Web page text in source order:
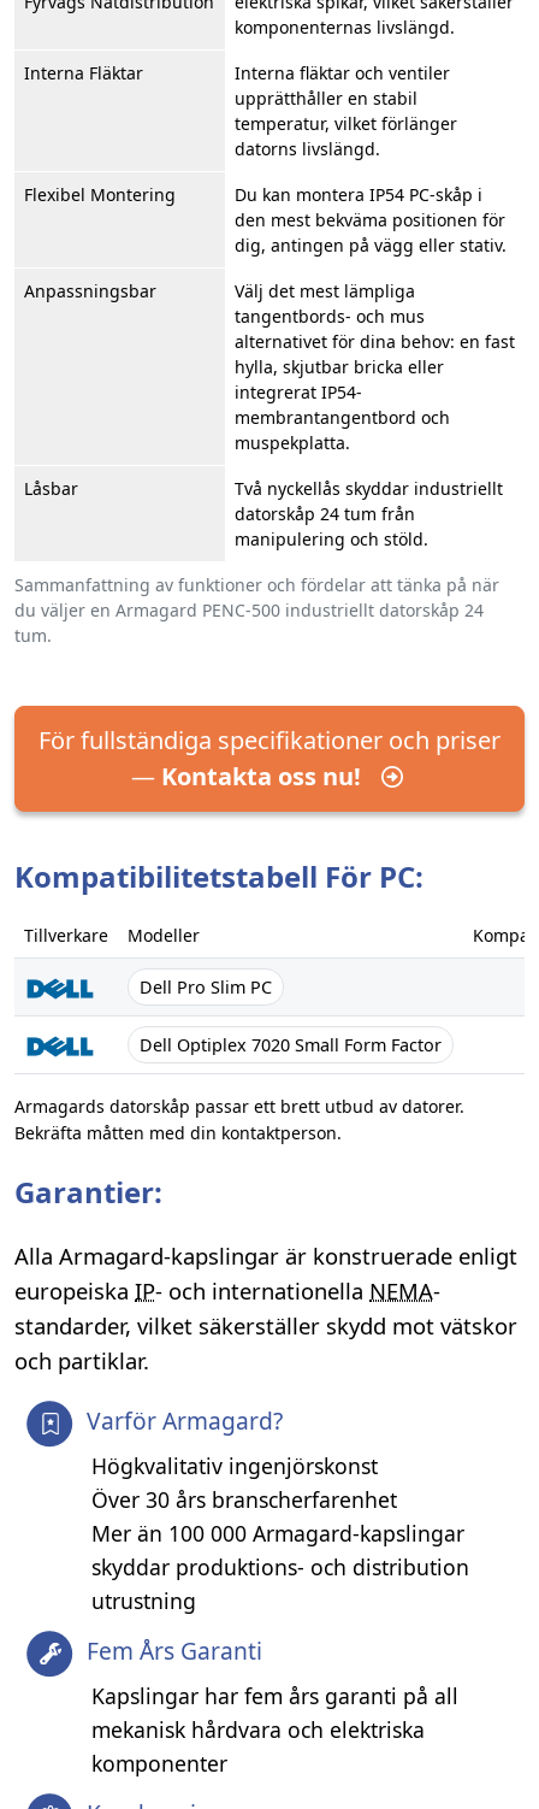
Sammanfattning av funktioner och fördelar att tänka på när
du väljer en Armagard PENC-500 industriellt datorskåp 24
tum.
komponenternas livslängd.
Interna Fläktar
Interna fläktar och ventiler
upprätthåller en stabil
temperatur, vilket förlänger
datorns livslängd.
Flexibel Montering
Du kan montera IP54 PC-skåp i
den mest bekväma positionen för
dig, antingen på vägg eller stativ.
Anpassningsbar
Välj det mest lämpliga
tangentbords- och mus
alternativet för dina behov: en fast
hylla, skjutbar bricka eller
integrerat IP54-
membrantangentbord och
muspekplatta.
Låsbar
Två nyckellås skyddar industriellt
datorskåp 24 tum från
manipulering och stöld.
För fullständiga specifikationer och priser
— Kontakta oss nu!
Kompatibilitetstabell För PC:
Tillverkare Modeller
Dell Pro Slim PC
Dell Optiplex 7020 Small Form Factor
Armagards datorskåp passar ett brett utbud av datorer.
Bekräfta måtten med din kontaktperson.
Garantier:
Alla Armagard-kapslingar är konstruerade enligt
europeiska IP- och internationella NEMA-
standarder, vilket säkerställer skydd mot vätskor
och partiklar.
Varför Armagard?
Högkvalitativ ingenjörskonst
Över 30 års branscherfarenhet
Mer än 100 000 Armagard-kapslingar
skyddar produktions- och distribution
utrustning
Fem Års Garanti
Kapslingar har fem års garanti på all
mekanisk hårdvara och elektriska
komponenter